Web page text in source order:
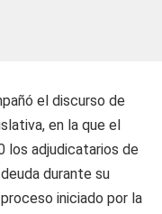
el discurso de
en la que el
los adjudicatarios de
durante su
iniciado por la